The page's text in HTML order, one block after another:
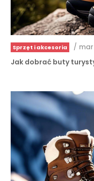
Sprzęt i akcesoria /
Jak dobrać buty